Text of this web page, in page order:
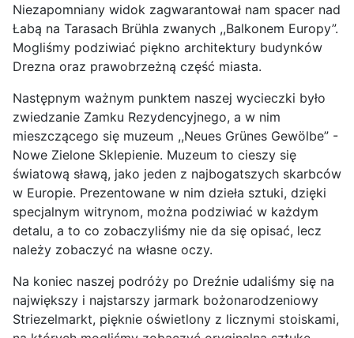
Niezapomniany widok zagwarantował nam spacer nad
Łabą na Tarasach Brühla zwanych ,,Balkonem Europy”.
Mogliśmy podziwiać piękno architektury budynków
Drezna oraz prawobrzeżną część miasta.
Następnym ważnym punktem naszej wycieczki było
zwiedzanie Zamku Rezydencyjnego, a w nim
mieszczącego się muzeum ,,Neues Grünes Gewölbe” -
Nowe Zielone Sklepienie. Muzeum to cieszy się
światową sławą, jako jeden z najbogatszych skarbców
w Europie. Prezentowane w nim dzieła sztuki, dzięki
specjalnym witrynom, można podziwiać w każdym
detalu, a to co zobaczyliśmy nie da się opisać, lecz
należy zobaczyć na własne oczy.
Na koniec naszej podróży po Dreźnie udaliśmy się na
największy i najstarszy jarmark bożonarodzeniowy
Striezelmarkt, pięknie oświetlony z licznymi stoiskami,